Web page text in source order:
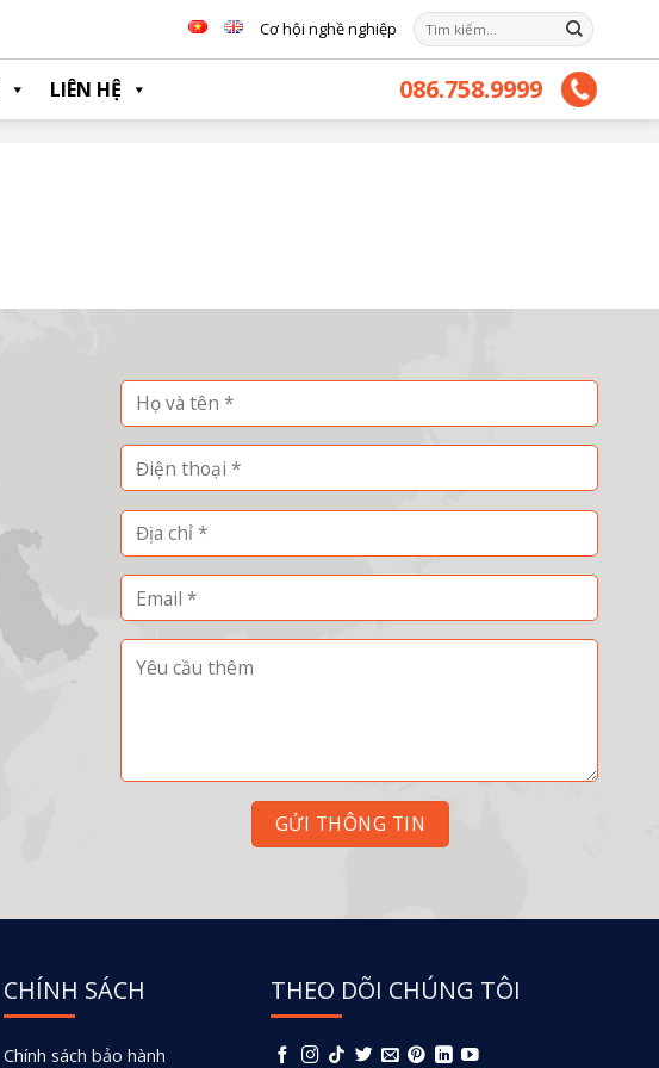
Cơ hội nghề nghiệp
Tìm
kiếm:
LIÊN HỆ 086.758.9999
CHÍNH SÁCH
Chính sách bảo hành
THEO DÕI CHÚNG TÔI